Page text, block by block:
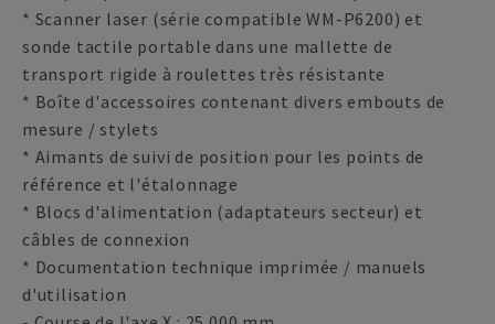
* Scanner laser (série compatible WM-P6200) et
sonde tactile portable dans une mallette de
transport rigide à roulettes très résistante
* Boîte d'accessoires contenant divers embouts de
mesure / stylets
* Aimants de suivi de position pour les points de
référence et l'étalonnage
* Blocs d'alimentation (adaptateurs secteur) et
câbles de connexion
* Documentation technique imprimée / manuels
d'utilisation